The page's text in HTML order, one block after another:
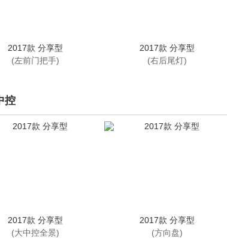
2017款 分享型
(左前门把手)
2017款 分享型
(右后尾灯)
控
2017款 分享型
(大中控全景)
2017款 分享型
(方向盘)